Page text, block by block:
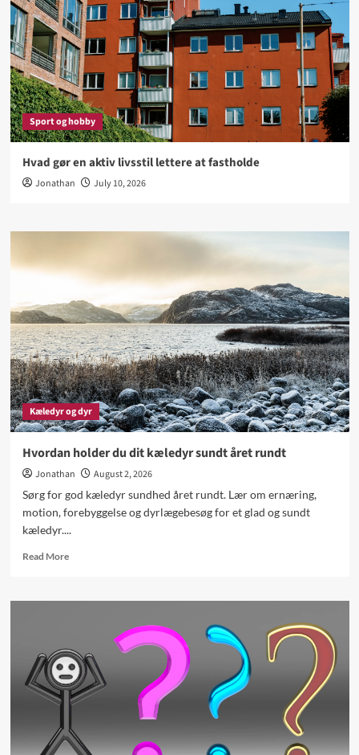
Sport og hobby
Hvad gør en aktiv livsstil lettere at fastholde
Jonathan July 10, 2026
Kæledyr og dyr
Hvordan holder du dit kæledyr sundt året rundt
Jonathan
August 2, 2026
Sørg for god kæledyr sundhed året rundt. Lær om ernæring,
motion, forebyggelse og dyrlægebesøg for et glad og sundt
kæledyr....
Read MoreRead
Hvordan
kæledyr
sundt
året
rundt